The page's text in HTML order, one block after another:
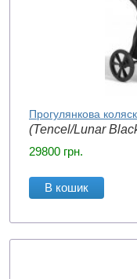
Прогулянкова
(Tencel/Lunar
29800 грн.
В кошик